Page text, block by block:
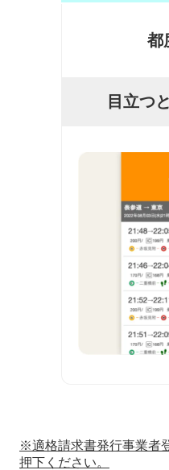
都
目立つ
※適格請求書発行事業者
押下ください。